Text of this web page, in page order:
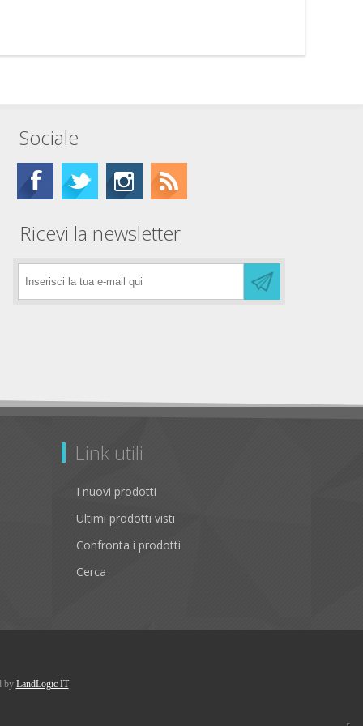
Sociale
Ricevi la newsletter
Link utili
I nuovi prodotti
Ultimi prodotti visti
Confronta i prodotti
Cerca
by LandLogic IT